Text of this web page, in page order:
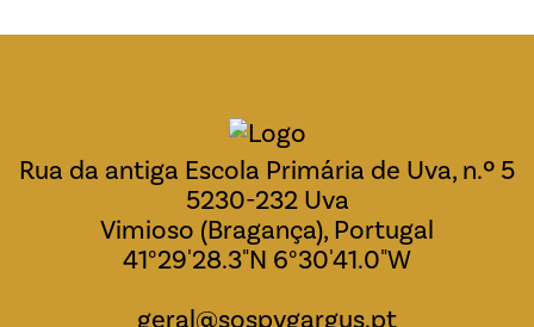
Rua da antiga Escola Primária de Uva, n.º 5
5230-232 Uva
Vimioso (Bragança), Portugal
41°29'28.3"N 6°30'41.0"W
geral@sospygargus.pt